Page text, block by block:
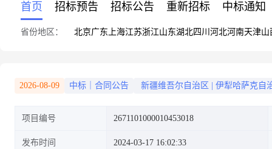
首页 招标预告 招标公告 重新招标 中标通知
省份地区： 北京广东 上海江苏浙江山东湖北四川 河北河南天津山
2026-08-09 中标｜合同公告 新疆维吾尔自治区 伊犁哈萨克自
项目编号 2671101000010453018
发布时间 2024-03-17 16:02:33